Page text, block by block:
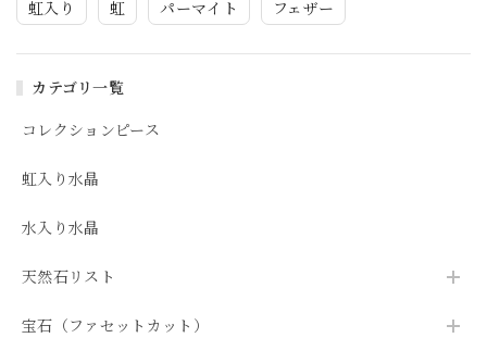
虹入り 虹 パーマイト フェザー
カテゴリ一覧
コレクションピース
虹入り水晶
水入り水晶
天然石リスト
宝石（ファセットカット）